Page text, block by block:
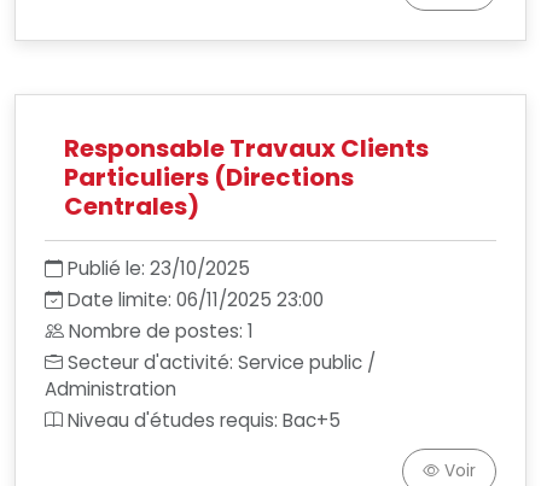
Responsable Travaux Clients
Particuliers (Directions
Centrales)
Publié le: 23/10/2025
Date limite: 06/11/2025 23:00
Nombre de postes: 1
Secteur d'activité: Service public /
Administration
Niveau d'études requis: Bac+5
Voir